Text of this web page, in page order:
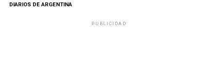
DIARIOS DE ARGENTINA
PUBLICIDAD